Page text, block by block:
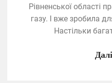
Рівненської області
газу. І вже зробила
Настільки
Далі